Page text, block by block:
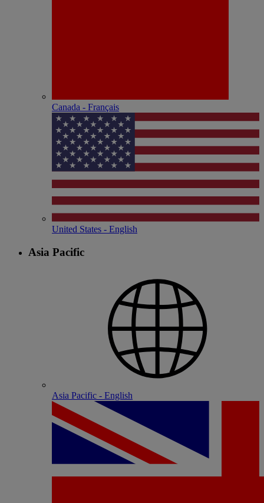
Canada - Français
United States - English
Asia Pacific
Asia Pacific - English